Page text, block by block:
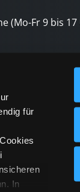
für
In
(Mo-Fr 9 bis
abonnieren